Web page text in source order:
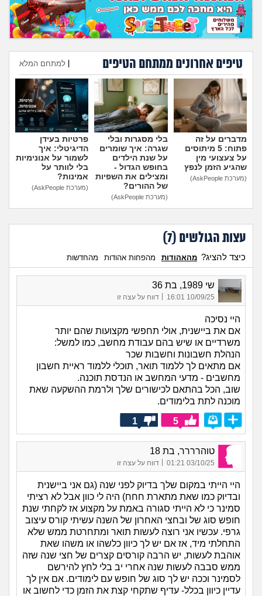
מה שעובר עליי
שומרים על הגוף
פיננסי וכלכלה
בין הסדינים
חיות מחמד
יוקר המחיה
גאווה
טיפים אחרונים ממתחם הטיפים למתחם המלא
הוספת טיפ
מדברים על זה
פתוח: 5 מיתוסים
על צעצועי מין
שהגיע הזמן לנפץ
(מערכת AskPeople)
בלי מסגרות ובלי
שגרה: איך שומרים
על שנת הילדים
בחופש הגדול -
ומצילים את השפיות
של ההורים?
(מערכת AskPeople)
פרטיות בעידן
הדיגיטלי: איך
לשמור על אנונימיות
בלי לוותר על
אמינות?
(מערכת AskPeople)
עצות הגולשים (7
)
כיצד להציג? מהאהודות מהפחות אהודות מהחדשות
שי 1989, בת 36
10/09/25 16:01 דווח על עצה זו
היי נסיכה
אם את ביישנית, אולי תחפשי מקצועות שהם יותר
משרדיים או שיש בהם עבודת מחשב, כמו למשל:
הנהלת חשבונות וחשבות שכר
אם מתאים לך ללמוד תואר, תוכלי ללמוד ראיית חשבון
מחשבים - מדעי המחשב או הנדסת תוכנה.
שוב, הכל בהתאם לכישורים שלך ולרמת ההשקעה שאת
מוכנה לתת בלימודים.
5
1
טוהרררר, בת 18
03/10/25 01:21
| דווח על עצה זו
היי הייתי במקום שלך בדיוק לפני שנה (גם אני ביישנית
ובדיוק כמו שאת מתארת חחח) היה לי כוון אבל לא רציתי
סמינר כי לא הייתי סגורה באמת על מקצוע אז לקחתי שנת
חופש סוג של ובחצי האחרון של השנה עשיתי קורס עיצוב
גרפי. עכשיו אני רוצה לעשות תואר ומתחרטת ממש שלא
התחלתי מיד, אז אם יש לך כיוון כלשהו או משהו שאת
אוהבת לעשות, יש הרבה קורסים קצרים של חצי שנה שזה
ממש סבבה לעשות שנה אחרי יב בלי לחץ להירשם
לסמינר וככה יש לך סוג של חופש עם לימודים. אם אין לך
עדיין כיוון בכלל- עדיף שתקחי קצת את הזמן כדי לחשוב או